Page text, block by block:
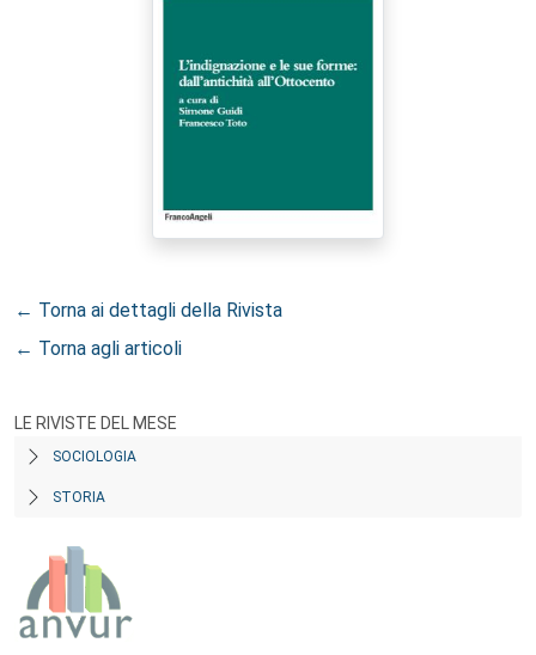
← Torna ai dettagli della Rivista
← Torna agli articoli
LE RIVISTE DEL MESE
SOCIOLOGIA
STORIA